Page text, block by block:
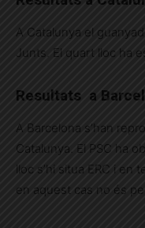
A Catalunya el
Junts. El quart lloc ha
Resultats a
A Barcelona s’han
Catalunya. El PSC ha
lloc s’hi situa ERC i
en aquest cas no és